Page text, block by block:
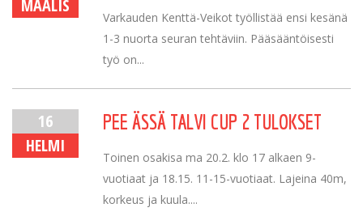
MAALIS
Varkauden Kenttä-Veikot työllistää ensi kesänä
1-3 nuorta seuran tehtäviin. Pääsääntöisesti
työ on...
16
HELMI
PEE ÄSSÄ TALVI CUP 2 TULOKSET
Toinen osakisa ma 20.2. klo 17 alkaen 9-
vuotiaat ja 18.15. 11-15-vuotiaat. Lajeina 40m,
korkeus ja kuula....